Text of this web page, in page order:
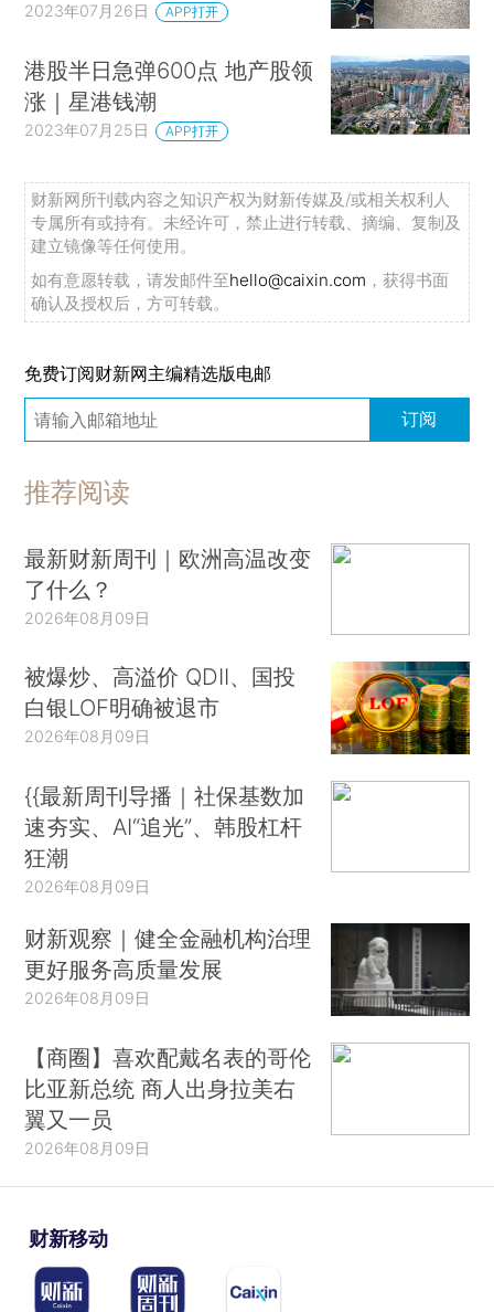
2023年07月26日 APP打开
港股半日急弹600点 地产股领
涨｜星港钱潮
2023年07月25日 APP打开
财新网所刊载内容之知识产权为财新传媒及/或相关权利人
专属所有或持有。未经许可，禁止进行转载、摘编、复制及
建立镜像等任何使用。
如有意愿转载，请发邮件至hello@caixin.com ，获得书面
确认及授权后，方可转载。
免费订阅财新网主编精选版电邮
订阅
推荐阅读
最新财新周刊｜欧洲高温改变
了什么？
2026年08月09日
被爆炒、高溢价 QDII、国投
白银LOF明确被退市
2026年08月09日
{{最新周刊导播｜社保基数加
速夯实、AI“追光”、韩股杠杆
狂潮
2026年08月09日
财新观察｜健全金融机构治理
更好服务高质量发展
2026年08月09日
【商圈】喜欢配戴名表的哥伦
比亚新总统 商人出身拉美右
翼又一员
2026年08月09日
财新移动